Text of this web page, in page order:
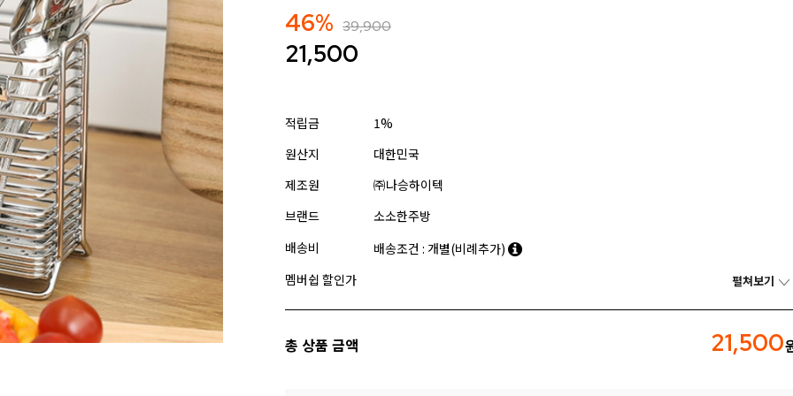
46% 39,900
21,500
적립금
1%
원산지
대한민국
제조원
㈜나승하이텍
브랜드
소소한주방
배송비
배송조건 : 개별(비례추가)
멤버쉽 할인가
펼쳐보기
총 상품 금액 21,500